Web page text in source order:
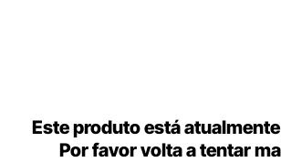
Este produto está
Por favor volta a tentar